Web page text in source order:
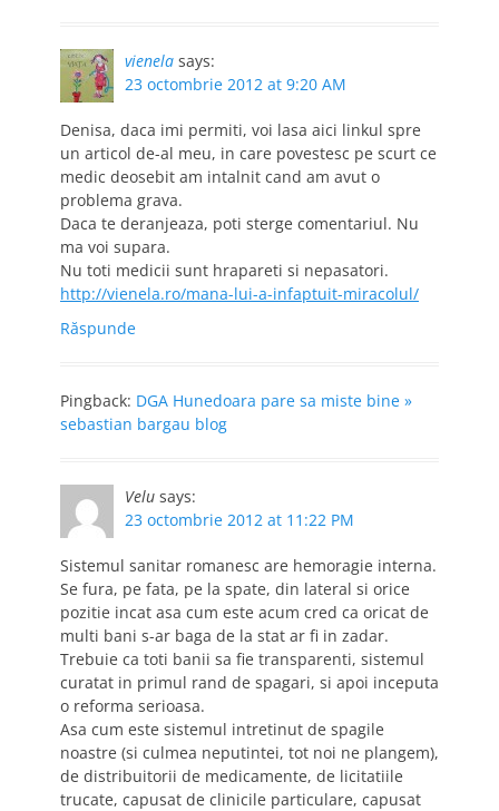
vienela says:
23 octombrie 2012 at 9:20 AM
Denisa, daca imi permiti, voi lasa aici linkul spre
un articol de-al meu, in care povestesc pe scurt ce
medic deosebit am intalnit cand am avut o
problema grava.
Daca te deranjeaza, poti sterge comentariul. Nu
ma voi supara.
Nu toti medicii sunt hrapareti si nepasatori.
http://vienela.ro/mana-lui-a-infaptuit-miracolul/
Răspunde
Pingback: DGA Hunedoara pare sa miste bine »
sebastian bargau blog
Velu says:
23 octombrie 2012 at 11:22 PM
Sistemul sanitar romanesc are hemoragie interna.
Se fura, pe fata, pe la spate, din lateral si orice
pozitie incat asa cum este acum cred ca oricat de
multi bani s-ar baga de la stat ar fi in zadar.
Trebuie ca toti banii sa fie transparenti, sistemul
curatat in primul rand de spagari, si apoi inceputa
o reforma serioasa.
Asa cum este sistemul intretinut de spagile
noastre (si culmea neputintei, tot noi ne plangem),
de distribuitorii de medicamente, de licitatiile
trucate, capusat de clinicile particulare, capusat